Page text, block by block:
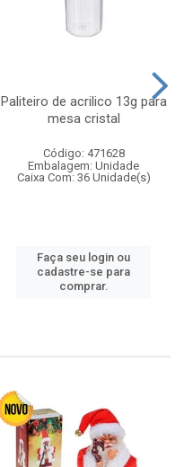
Paliteiro de acrilico 13g para
mesa cristal
Código: 471628
Embalagem: Unidade
Caixa Com: 36 Unidade(s)
Faça seu login ou
cadastre-se para
comprar.